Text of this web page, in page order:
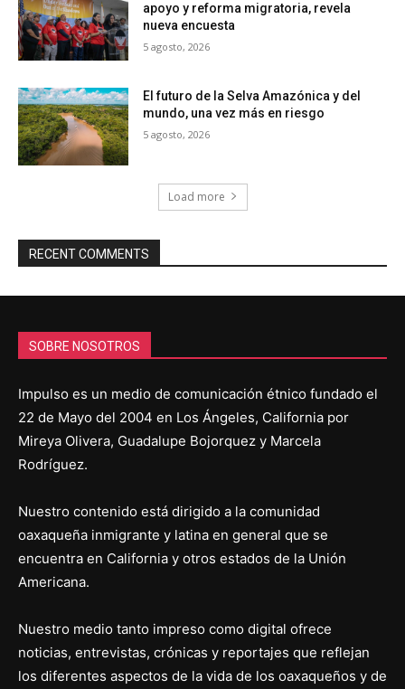
apoyo y reforma migratoria, revela
nueva encuesta
5 agosto, 2026
El futuro de la Selva Amazónica y del
mundo, una vez más en riesgo
5 agosto, 2026
Load more
RECENT COMMENTS
SOBRE NOSOTROS
Impulso es un medio de comunicación étnico fundado el
22 de Mayo del 2004 en Los Ángeles, California por
Mireya Olivera, Guadalupe Bojorquez y Marcela
Rodríguez.
Nuestro contenido está dirigido a la comunidad
oaxaqueña inmigrante y latina en general que se
encuentra en California y otros estados de la Unión
Americana.
Nuestro medio tanto impreso como digital ofrece
noticias, entrevistas, crónicas y reportajes que reflejan
los diferentes aspectos de la vida de los oaxaqueños y de